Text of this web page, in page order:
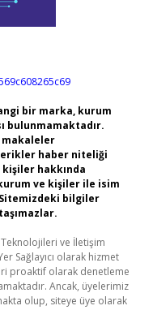
bir marka, kurum
bulunmamaktadır.
makaleler
haber niteliği
hakkında
ve kişiler ile isim
bilgiler
Teknolojileri ve İletişim
Sağlayıcı olarak hizmet
proaktif olarak denetleme
Ancak, üyelerimiz
olup, siteye üye olarak